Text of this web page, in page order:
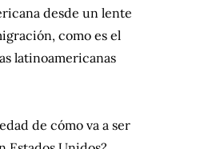
desde un lente
como es el
latinoamericanas
de cómo va a ser